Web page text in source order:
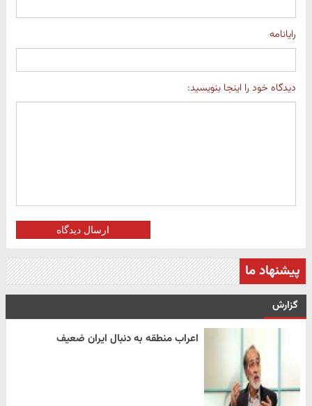
رایانامه
دیدگاه خود را اینجا بنویسید:
ارسال دیدگاه
پیشنهاد ما
گزارش
اعراب منطقه به دنبال ایران ضعیف